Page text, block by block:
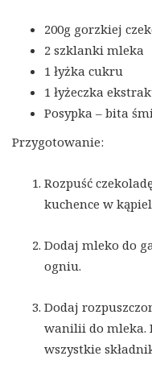
200g gorzkiej
2 szklanki mleka
1 łyżka cukru
1 łyżeczka
Posypka – bita
Przygotowanie:
Rozpuść
kuchence w
Dodaj mleko do
ogniu.
Dodaj
wanilii do mleka.
wszystkie